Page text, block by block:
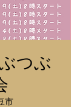
つぶ
市